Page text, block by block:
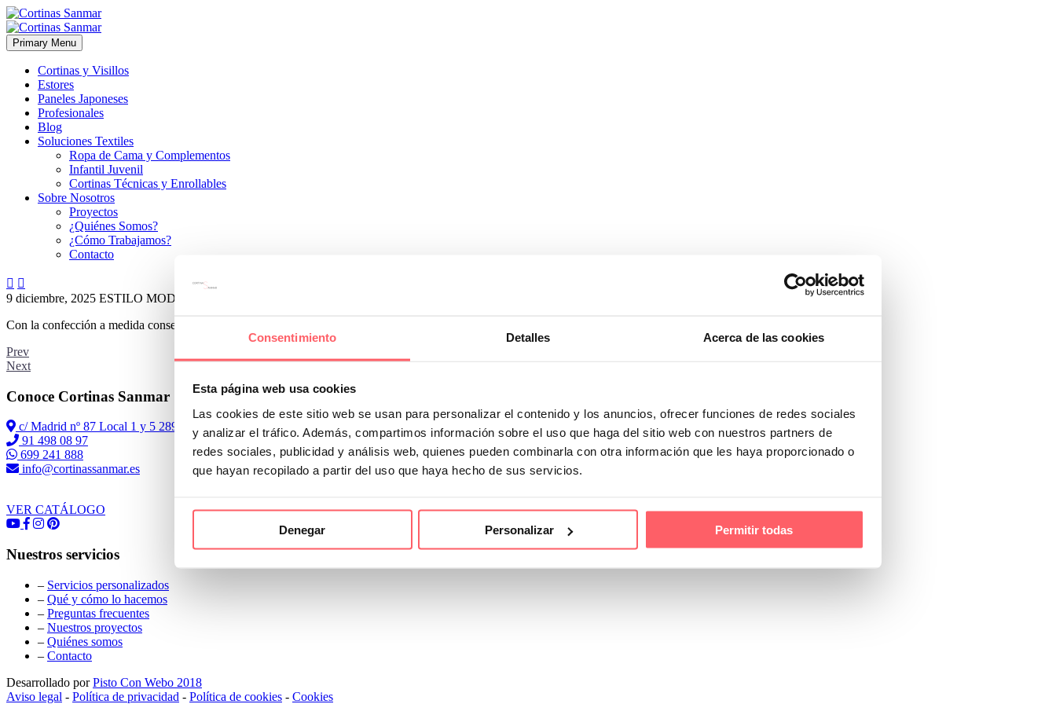
Consentimiento Detalles Acerca de las cookies
Esta página web usa cookies
Las cookies de este sitio web se usan para personalizar el contenido y los anuncios, ofrecer funciones de redes sociales
y analizar el tráfico. Además, compartimos información sobre el uso que haga del sitio web con nuestros partners de
redes sociales, publicidad y análisis web, quienes pueden combinarla con otra información que les haya proporcionado o
que hayan recopilado a partir del uso que haya hecho de sus servicios.
Denegar Personalizar Permitir todas
Primary Menu
Cortinas y Visillos
Estores
Paneles Japoneses
Profesionales
Blog
Soluciones Textiles
Ropa de Cama y Complementos
Infantil Juvenil
Cortinas Técnicas y Enrollables
Sobre Nosotros
Proyectos
¿Quiénes Somos?
¿Cómo Trabajamos?
Contacto
 
9 diciembre, 2025 ESTILO MODERNO
Con la confección a medida conseguimos un encaje perfecto del frontal con los laterales
Prev
Next
Conoce Cortinas Sanmar
c/ Madrid nº 87 Local 1 y 5 28970 Madrid
91 498 08 97
699 241 888
info@cortinassanmar.es
VER CATÁLOGO
Nuestros servicios
– Servicios personalizados
– Qué y cómo lo hacemos
– Preguntas frecuentes
– Nuestros proyectos
– Quiénes somos
– Contacto
Desarrollado porPisto Con Webo 2018
Aviso legal - Política de privacidad - Política de cookies - Cookies